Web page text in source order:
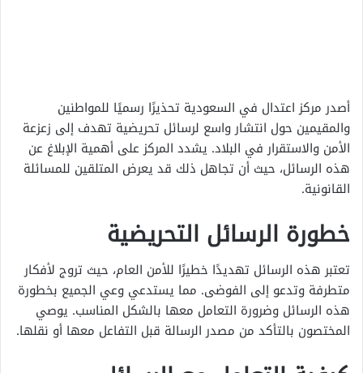
أصدر مركز اعتدال في السعودية تحذيرًا رسميًا للمواطنين
والمقيمين حول انتشار واسع لرسائل تحريضية تهدف إلى زعزعة
الأمن والاستقرار في البلاد. يشدد المركز على أهمية الإبلاغ عن
هذه الرسائل، حيث أن تجاهل ذلك قد يعرض المتلقين للمسائلة
القانونية.
خطورة الرسائل التحريضية
تعتبر هذه الرسائل تهديدًا خطيرًا للأمن العام، حيث تروج لأفكار
متطرفة وتدعو إلى الفوضى. مما يستدعي وعي الجميع بخطورة
هذه الرسائل وضرورة التعامل معها بالشكل المناسب. يوصي
المختصون بالتأكد من مصدر الرسالة قبل التفاعل معها أو نقلها.